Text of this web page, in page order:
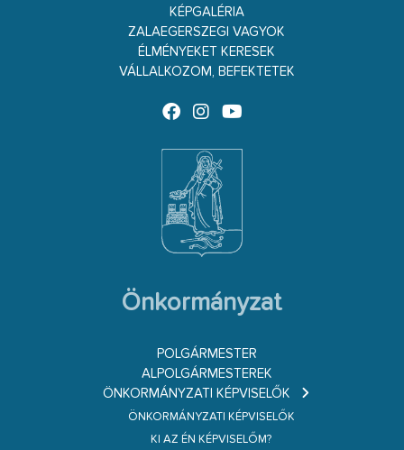
KÉPGALÉRIA
ZALAEGERSZEGI VAGYOK
ÉLMÉNYEKET KERESEK
VÁLLALKOZOM, BEFEKTETEK
Önkormányzat
POLGÁRMESTER
ALPOLGÁRMESTEREK
ÖNKORMÁNYZATI KÉPVISELŐK
ÖNKORMÁNYZATI KÉPVISELŐK
KI AZ ÉN KÉPVISELŐM?